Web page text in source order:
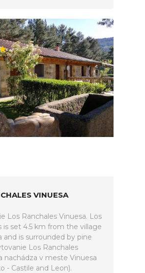
VINUESA
Los Ranchales Vinuesa. Los
is set 4.5 km from the village
and is surrounded by pine
Los Ranchales
nachádza v meste Vinuesa
- Castile and Leon).